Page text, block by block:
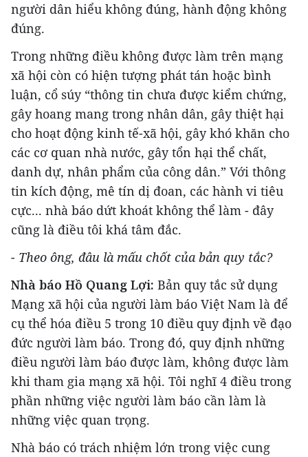
người dân hiểu không đúng, hành động không
đúng.
Trong những điều không được làm trên mạng
xã hội còn có hiện tượng phát tán hoặc bình
luận, cổ súy “thông tin chưa được kiểm chứng,
gây hoang mang trong nhân dân, gây thiệt hại
cho hoạt động kinh tế-xã hội, gây khó khăn cho
các cơ quan nhà nước, gây tổn hại thể chất,
danh dự, nhân phẩm của công dân.” Với thông
tin kích động, mê tín dị đoan, các hành vi tiêu
cực... nhà báo dứt khoát không thể làm - đây
cũng là điều tôi khá tâm đắc.
- Theo ông, đâu là mấu chốt của bản quy tắc?
Nhà báo Hồ Quang Lợi: Bản quy tắc sử dụng
Mạng xã hội của người làm báo Việt Nam là để
cụ thể hóa điều 5 trong 10 điều quy định về đạo
đức người làm báo. Trong đó, quy định những
điều người làm báo được làm, không được làm
khi tham gia mạng xã hội. Tôi nghĩ 4 điều trong
phần những việc người làm báo cần làm là
những việc quan trọng.
Nhà báo có trách nhiệm lớn trong việc cung